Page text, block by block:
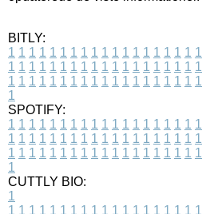
BITLY:
1 1 1 1 1 1 1 1 1 1 1 1 1 1 1 1 1 1 1
1 1 1 1 1 1 1 1 1 1 1 1 1 1 1 1 1 1 1
1 1 1 1 1 1 1 1 1 1 1 1 1 1 1 1 1 1 1
1
SPOTIFY:
1 1 1 1 1 1 1 1 1 1 1 1 1 1 1 1 1 1 1
1 1 1 1 1 1 1 1 1 1 1 1 1 1 1 1 1 1 1
1 1 1 1 1 1 1 1 1 1 1 1 1 1 1 1 1 1 1
1
CUTTLY BIO:
1
1 1 1 1 1 1 1 1 1 1 1 1 1 1 1 1 1 1 1